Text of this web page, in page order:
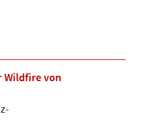
Wildfire von